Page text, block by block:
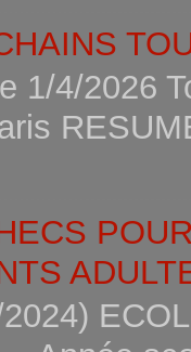
1/4/2026